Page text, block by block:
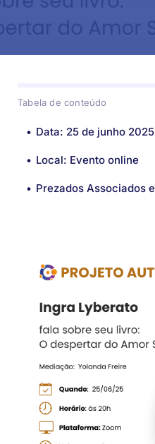
Contato
Associados
Tabela de conteúdo
Data: 25 de junho
Local: Evento online
Prezados Associados